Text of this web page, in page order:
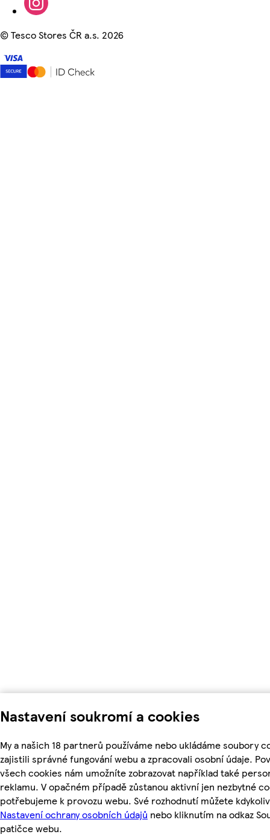
Nastavení soukromí a cookies
My a našich 18 partnerů používáme nebo ukládáme soubory
zajistili správné fungování webu a zpracovali osobní údaje.
všech cookies nám umožníte zobrazovat například také
reklamu. V opačném případě zůstanou aktivní jen nezbytné
potřebujeme k provozu webu. Své rozhodnutí můžete
Nastavení ochrany osobních údajů nebo kliknutím na odkaz
patičce webu.
©Tesco Stores ČR a.s. 2026